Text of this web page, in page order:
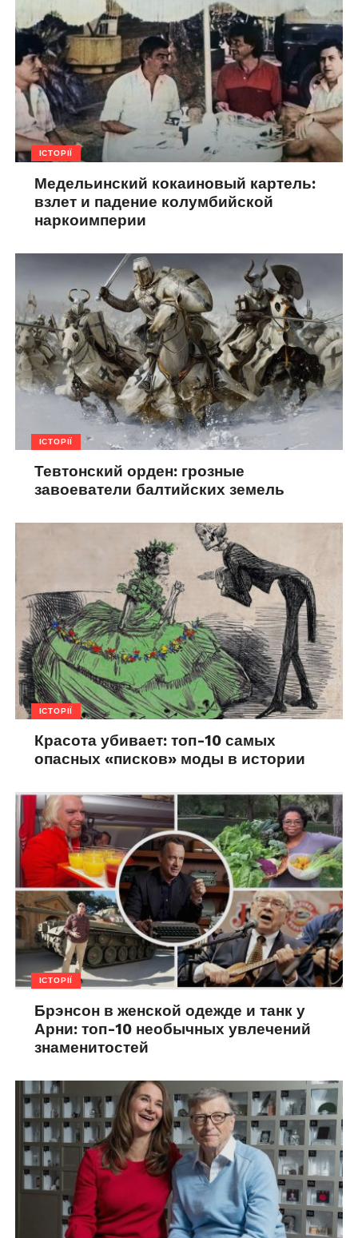
ІСТОРІЇ
Медельинский кокаиновый картель:
взлет и падение колумбийской
наркоимперии
ІСТОРІЇ
Тевтонский орден: грозные
завоеватели балтийских земель
ІСТОРІЇ
Красота убивает: топ-10 самых
опасных «писков» моды в истории
ІСТОРІЇ
Брэнсон в женской одежде и танк у
Арни: топ-10 необычных увлечений
знаменитостей